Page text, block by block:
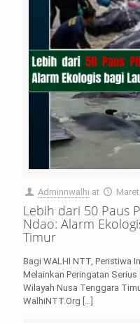
Adminnwalhi at
Lebih dari 50 Paus
Ndao: Alarm
Timur
Bagi WALHI NTT, Peristiwa
Melainkan Peringatan
Wilayah Nusa Tenggara
WalhiNTT.Org […]